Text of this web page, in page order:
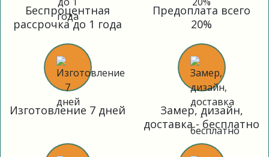
Беспроцентная
рассрочка до 1 года
Предоплата всего
20%
Изготовление 7 дней
Замер, дизайн,
доставка - бесплатно